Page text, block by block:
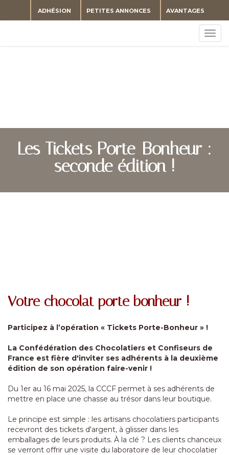
AVANTAGES
PETITES ANNONCES
ADHÉSION
Les Tickets Porte-Bonheur :
seconde édition !
Votre chocolat porte bonheur !
Participez à l’opération « Tickets Porte-Bonheur » !
La Confédération des Chocolatiers et Confiseurs de
France est fière d'inviter ses adhérents à la deuxième
édition de son opération faire-venir !
Du 1er au 16 mai 2025, la CCCF permet à ses adhérents de
mettre en place une chasse au trésor dans leur boutique.
Le principe est simple : les artisans chocolatiers participants
recevront des tickets d'argent, à glisser dans les
emballages de leurs produits. À la clé ? Les clients chanceux
se verront offrir une visite du laboratoire de leur chocolatier